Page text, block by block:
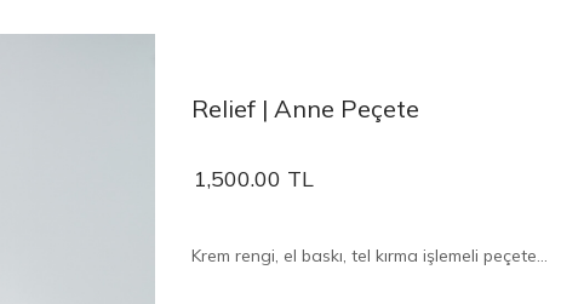
Relief | Anne Peçete
1,500.00 TL
Krem rengi, el baskı, tel kırma işlemeli peçete...